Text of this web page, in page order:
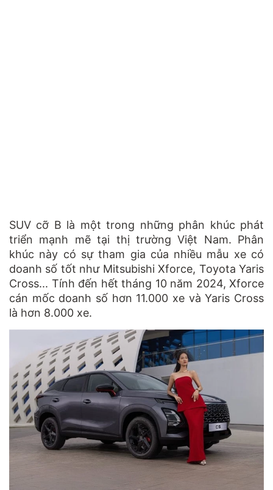
SUV cỡ B là một trong những phân khúc phát
triển mạnh mẽ tại thị trường Việt Nam. Phân
khúc này có sự tham gia của nhiều mẫu xe có
doanh số tốt như Mitsubishi Xforce, Toyota Yaris
Cross... Tính đến hết tháng 10 năm 2024, Xforce
cán mốc doanh số hơn 11.000 xe và Yaris Cross
là hơn 8.000 xe.